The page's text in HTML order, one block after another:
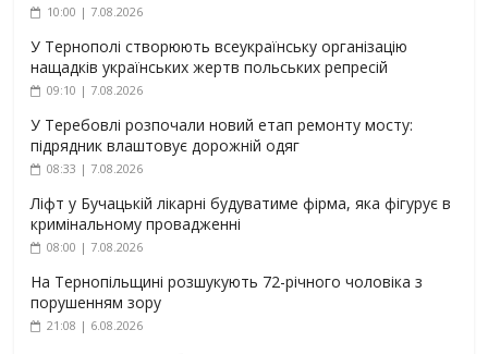
10:00 | 7.08.2026
У Тернополі створюють всеукраїнську організацію
нащадків українських жертв польських репресій
09:10 | 7.08.2026
У Теребовлі розпочали новий етап ремонту мосту:
підрядник влаштовує дорожній одяг
08:33 | 7.08.2026
Ліфт у Бучацькій лікарні будуватиме фірма, яка фігурує в
кримінальному провадженні
08:00 | 7.08.2026
На Тернопільщині розшукують 72-річного чоловіка з
порушенням зору
21:08 | 6.08.2026